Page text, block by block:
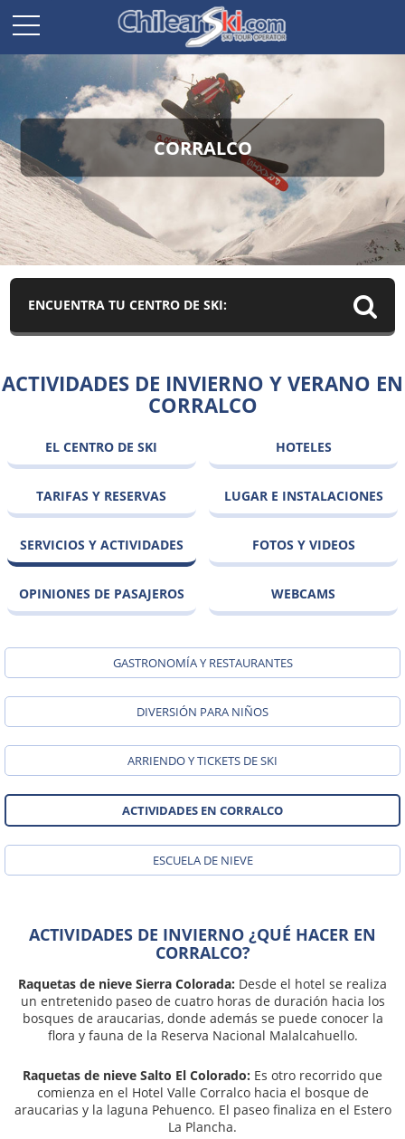
CORRALCO
ENCUENTRA TU CENTRO DE SKI:
ACTIVIDADES DE INVIERNO Y VERANO EN
CORRALCO
EL CENTRO DE SKI HOTELES
TARIFAS Y RESERVAS LUGAR E INSTALACIONES
SERVICIOS Y ACTIVIDADES FOTOS Y VIDEOS
OPINIONES DE PASAJEROS WEBCAMS
GASTRONOMÍA Y RESTAURANTES
DIVERSIÓN PARA NIÑOS
ARRIENDO Y TICKETS DE SKI
ACTIVIDADES EN CORRALCO
ESCUELA DE NIEVE
ACTIVIDADES DE INVIERNO ¿QUÉ HACER EN
CORRALCO?
Raquetas de nieve Sierra Colorada: Desde el hotel se realiza
un entretenido paseo de cuatro horas de duración hacia los
bosques de araucarias, donde además se puede conocer la
flora y fauna de la Reserva Nacional Malalcahuello.
Raquetas de nieve Salto El Colorado: Es otro recorrido que
comienza en el Hotel Valle Corralco hacia el bosque de
araucarias y la laguna Pehuenco. El paseo finaliza en el Estero
La Plancha.